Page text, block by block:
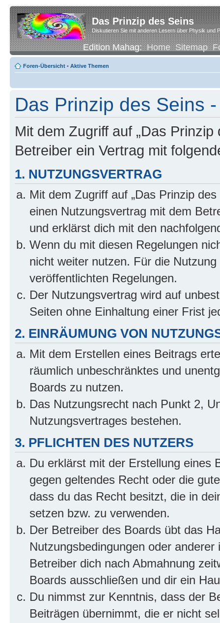
Das Prinzip des Seins
Diskutieren Sie mit anderen Lesern über Physik und
Edition Mahag:Home Sitemap
Foren-Übersicht • Aktive Themen
Das Prinzip des Seins
Mit dem Zugriff auf „Das
Betreiber ein Vertrag mit
1. NUTZUNGSVERTRAG
Mit dem Zugriff auf „Das Prinzip
einen Nutzungsvertrag mit dem
und erklärst dich mit den
Wenn du mit diesen Regelungen
nicht weiter nutzen. Für die
veröffentlichten Regelungen.
Der Nutzungsvertrag wird auf
Seiten ohne Einhaltung einer Frist
2. EINRÄUMUNG VON
Mit dem Erstellen eines Beitrags
räumlich unbeschränktes und
Boards zu nutzen.
Das Nutzungsrecht nach Punkt 2,
Nutzungsvertrages bestehen.
3. PFLICHTEN DES NUTZERS
Du erklärst mit der Erstellung eines
gegen geltendes Recht oder die
dass du das Recht besitzt, die in
setzen bzw. zu verwenden.
Der Betreiber des Boards übt das
Nutzungsbedingungen oder
Betreiber dich nach Abmahnung
Boards ausschließen und dir ein
Du nimmst zur Kenntnis, dass der
Beiträgen übernimmt, die er nicht